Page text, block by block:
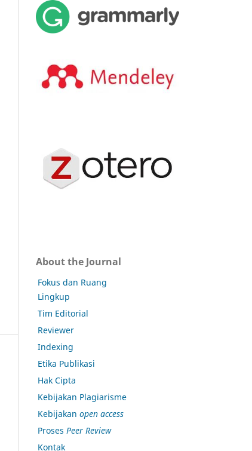
About the Journal
Fokus dan Ruang
Lingkup
Tim Editorial
Reviewer
Indexing
Etika Publikasi
Hak Cipta
Kebijakan Plagiarisme
Kebijakan open access
Proses Peer Review
Kontak